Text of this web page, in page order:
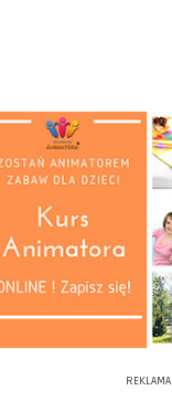
REKLAMA